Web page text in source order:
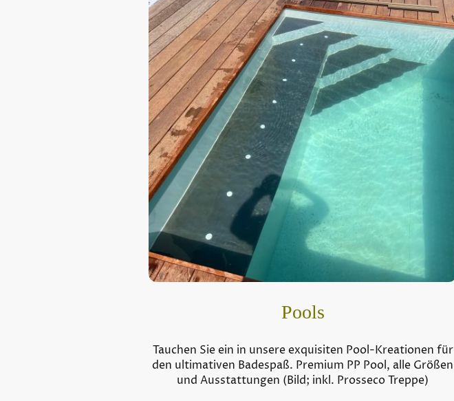
Pools
Tauchen Sie ein in unsere exquisiten Pool-Kreationen für
den ultimativen Badespaß. Premium PP Pool, alle Größen
und Ausstattungen (Bild; inkl. Prosseco Treppe)